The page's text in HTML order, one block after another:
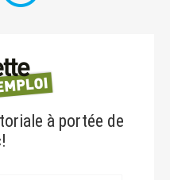
à portée de